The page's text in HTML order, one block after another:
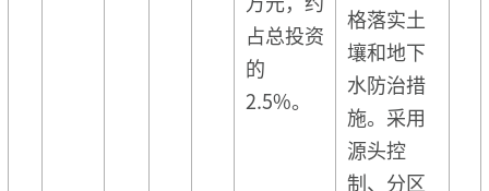
占总投资
的
2.5%。
格落实土
壤和地下
水防治措
施。采用
源头控
制、分区